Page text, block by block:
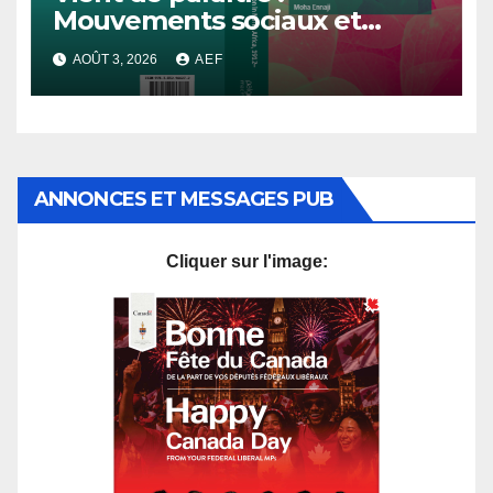
Mouvements sociaux et
démocratisation en Afrique
du Nord, 1912-2024
AOÛT 3, 2026 AEF
ANNONCES ET MESSAGES PUB
Cliquer sur l'image: